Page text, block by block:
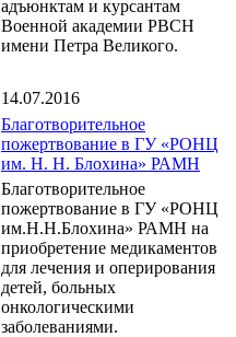
адъюнктам и курсантам
Военной академии РВСН
имени Петра Великого.
14.07.2016
Благотворительное
пожертвование в ГУ «РОНЦ
им. Н. Н. Блохина» РАМН
Благотворительное
пожертвование в ГУ «РОНЦ
им.Н.Н.Блохина» РАМН на
приобретение медикаментов
для лечения и оперирования
детей, больных
онкологическими
заболеваниями.